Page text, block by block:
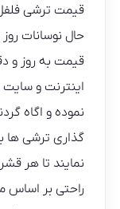
قیمت ترشی
حال نوسانات
قیمت به روز و
اینترنت و
نموده و اگاه
گذاری ترشی ها
نمایند تا هر
راحتی بر اساس